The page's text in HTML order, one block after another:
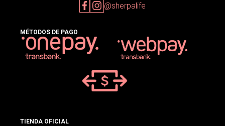
@sherpalife
MÉTODOS DE PAGO
TIENDA OFICIAL